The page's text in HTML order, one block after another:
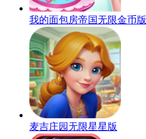
我的面包房帝国无限金币版
麦吉庄园无限星星版